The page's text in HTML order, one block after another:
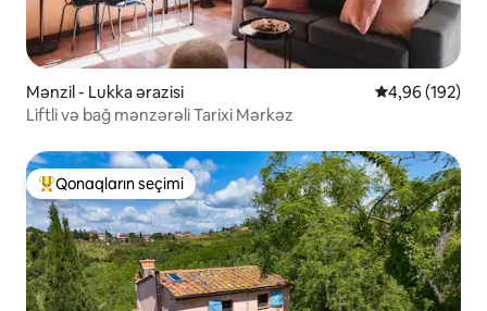
Mənzil - Lukka ərazisi Ortalama
4,96 (192)
Liftli və bağ mənzərəli Tarixi Mərkəz
Populyar "Qonaqların seçimi"
Qonaqların seçimi